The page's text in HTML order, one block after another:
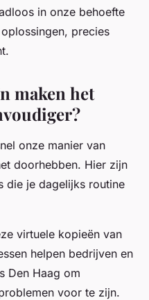
in onze behoefte
precies
maken het
onze manier van
doorhebben. Hier zijn
die je dagelijks routine
virtuele kopieën van
helpen bedrijven en
Den Haag om
voor te zijn.